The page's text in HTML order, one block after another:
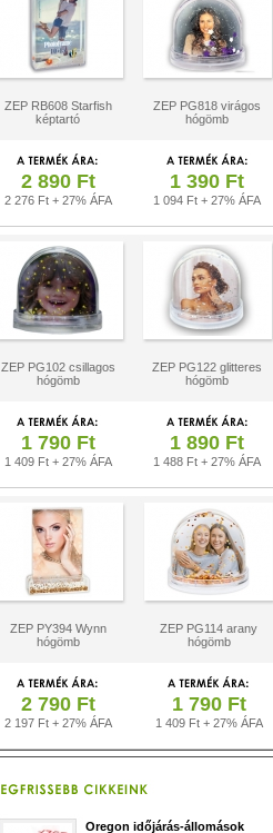
ZEP RB608 Starfish
képtartó
ZEP PG818 virágos
hógömb
2 890 Ft
2 276 Ft + 27% ÁFA
1 390 Ft
1 094 Ft + 27% ÁFA
ZEP PG102 csillagos
hógömb
ZEP PG122 glitteres
hógömb
1 790 Ft
1 409 Ft + 27% ÁFA
1 890 Ft
1 488 Ft + 27% ÁFA
ZEP PY394 Wynn
hógömb
ZEP PG114 arany
hógömb
2 790 Ft
2 197 Ft + 27% ÁFA
1 790 Ft
1 409 Ft + 27% ÁFA
Oregon időjárás-állomások